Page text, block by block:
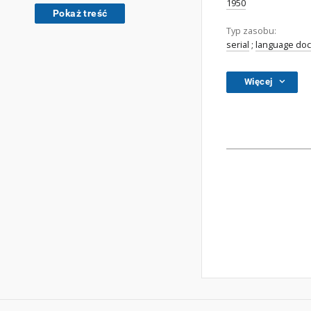
Pokaż treść
1950
Typ zasobu:
serial ; language
Więcej